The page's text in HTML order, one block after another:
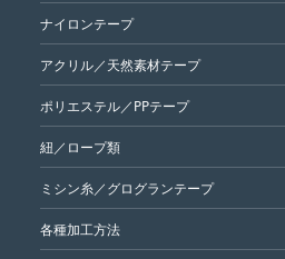
ナイロンテープ
アクリル／天然素材テープ
ポリエステル／PPテープ
紐／ロープ類
ミシン糸／グログランテープ
各種加工方法